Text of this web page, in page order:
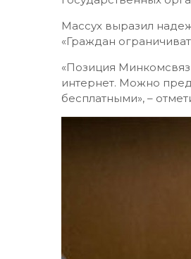
Массух выразил
«Граждан
«Позиция
интернет. Можно
бесплатными», –